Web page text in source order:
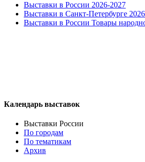
Выставки в России 2026-2027
Выставки в Санкт-Петербурге
Выставки в России Товары
Календарь выставок
Выставки России
По городам
По тематикам
Архив